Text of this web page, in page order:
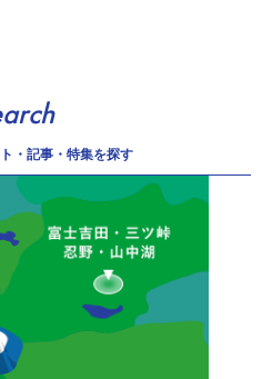
・記事・特集を探す